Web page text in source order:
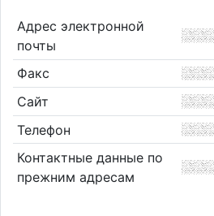
Адрес электронной
почты
Факс
Сайт
Телефон
Контактные данные по
прежним адресам